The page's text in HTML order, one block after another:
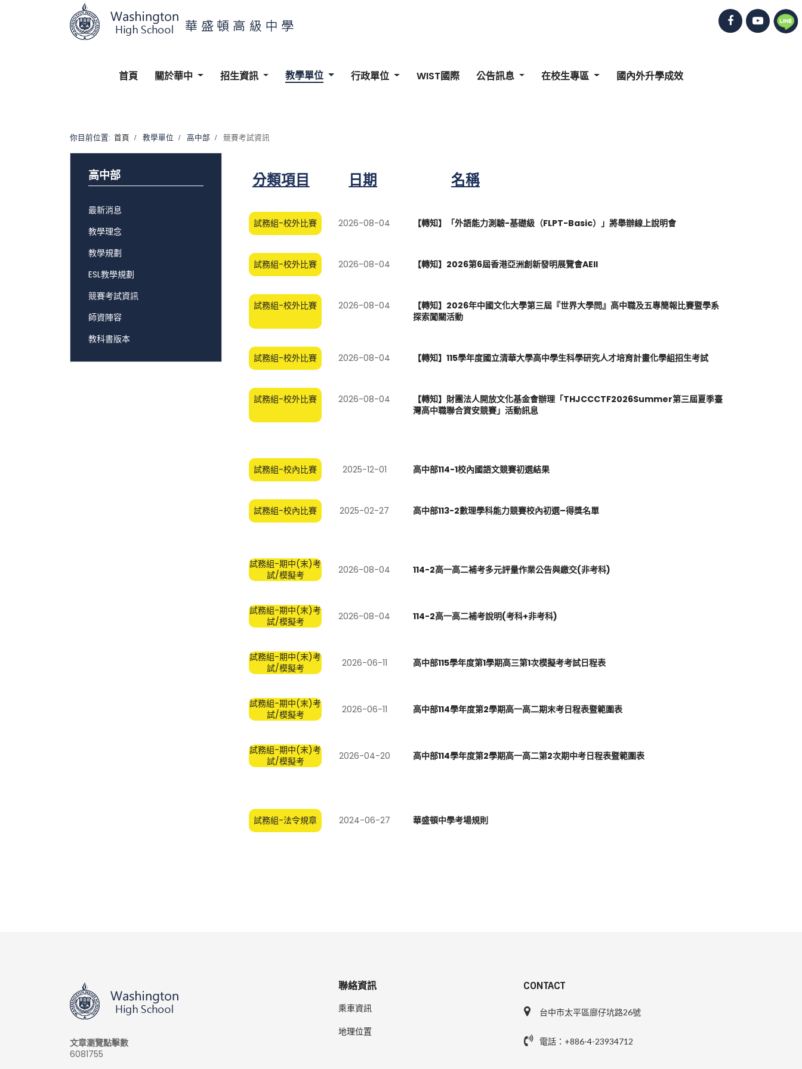
首頁 關於華中 招生資訊 教學單位 行政單位 WIST國際 公告訊息 在校生專區 國內外升學成效
你目前位置: 首頁 教學單位 高中部 競賽考試資訊
分類項目 日期 名稱
試務組-校外比賽 2026-08-04 【轉知】「外語能力測驗-基礎級（FLPT-Basic）」將舉辦線上說明會
試務組-校外比賽 2026-08-04 【轉知】2026第6屆香港亞洲創新發明展覽會AEII
試務組-校外比賽 2026-08-04
【轉知】2026年中國文化大學第三屆『世界大學問』高中職及五專簡報比賽暨學系
探索闖關活動
試務組-校外比賽 2026-08-04 【轉知】115學年度國立清華大學高中學生科學研究人才培育計畫化學組招生考試
試務組-校外比賽 2026-08-04
【轉知】財團法人開放文化基金會辦理「THJCCCTF2026Summer第三屆夏季臺
灣高中職聯合資安競賽」活動訊息
試務組-校內比賽 2025-12-01 高中部114-1校內國語文競賽初選結果
試務組-校內比賽 2025-02-27 高中部113-2數理學科能力競賽校內初選–得獎名單
試務組-期中(末)考
試/模擬考
2026-08-04 114-2高一高二補考多元評量作業公告與繳交(非考科)
試務組-期中(末)考
試/模擬考
2026-08-04 114-2高一高二補考說明(考科+非考科)
試務組-期中(末)考
試/模擬考
2026-06-11 高中部115學年度第1學期高三第1次模擬考考試日程表
試務組-期中(末)考
試/模擬考
2026-06-11 高中部114學年度第2學期高一高二期末考日程表暨範圍表
試務組-期中(末)考
試/模擬考
2026-04-20 高中部114學年度第2學期高一高二第2次期中考日程表暨範圍表
試務組-法令規章 2024-06-27 華盛頓中學考場規則
高中部
最新消息
教學理念
教學規劃
ESL教學規劃
競賽考試資訊
師資陣容
教科書版本
文章瀏覽點擊數
6081755
聯絡資訊
乘車資訊
地理位置
CONTACT
台中市太平區廍仔坑路26號
電話：+886-4-23934712